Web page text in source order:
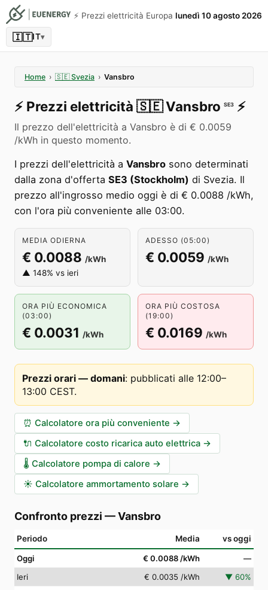
⚡️ Prezzi elettricità Europa lunedì 10 agosto 2026
🇮🇹IT▾
Home › 🇸🇪 Svezia › Vansbro
⚡️ Prezzi elettricità 🇸🇪Vansbro SE3 ⚡️
Il prezzo dell'elettricità a Vansbro è di € 0.0059
/kWh in questo momento.
I prezzi dell'elettricità a Vansbro sono determinati
dalla zona d'offerta SE3 (Stockholm) di Svezia. Il
prezzo all'ingrosso medio oggi è di € 0.0088 /kWh,
con l'ora più conveniente alle 03:00.
MEDIA ODIERNA
€ 0.0088 /kWh
▲ 148% vs ieri
ADESSO (05:00)
€ 0.0059 /kWh
ORA PIÙ ECONOMICA
(03:00)
€ 0.0031 /kWh
ORA PIÙ COSTOSA
(19:00)
€ 0.0169 /kWh
Prezzi orari — domani: pubblicati alle 12:00–
13:00 CEST.
⏰ Calcolatore ora più conveniente →
🔌 Calcolatore costo ricarica auto elettrica →
🌡️ Calcolatore pompa di calore →
☀️ Calcolatore ammortamento solare →
Confronto prezzi —Vansbro
Periodo Media vs oggi
Oggi € 0.0088 /kWh
—
Ieri
€ 0.0035 /kWh ▼ 60%